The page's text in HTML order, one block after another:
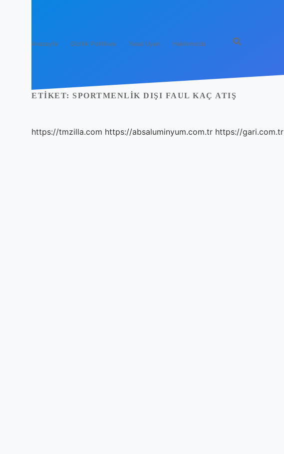
Anasayfa Gizlilik Politikası Yasal Uyarı Hakkımızda
ETIKET: SPORTMENLIK DIŞI FAUL KAÇ ATIŞ
https://tmzilla.com https://absaluminyum.com.tr https://gari.com.tr